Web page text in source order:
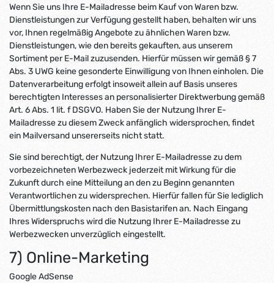
Wenn Sie uns Ihre E-Mailadresse beim Kauf von Waren bzw.
Dienstleistungen zur Verfügung gestellt haben, behalten wir uns
vor, Ihnen regelmäßig Angebote zu ähnlichen Waren bzw.
Dienstleistungen, wie den bereits gekauften, aus unserem
Sortiment per E-Mail zuzusenden. Hierfür müssen wir gemäß § 7
Abs. 3 UWG keine gesonderte Einwilligung von Ihnen einholen. Die
Datenverarbeitung erfolgt insoweit allein auf Basis unseres
berechtigten Interesses an personalisierter Direktwerbung gemäß
Art. 6 Abs. 1 lit. f DSGVO. Haben Sie der Nutzung Ihrer E-
Mailadresse zu diesem Zweck anfänglich widersprochen, findet
ein Mailversand unsererseits nicht statt.
Sie sind berechtigt, der Nutzung Ihrer E-Mailadresse zu dem
vorbezeichneten Werbezweck jederzeit mit Wirkung für die
Zukunft durch eine Mitteilung an den zu Beginn genannten
Verantwortlichen zu widersprechen. Hierfür fallen für Sie lediglich
Übermittlungskosten nach den Basistarifen an. Nach Eingang
Ihres Widerspruchs wird die Nutzung Ihrer E-Mailadresse zu
Werbezwecken unverzüglich eingestellt.
7) Online-Marketing
Google AdSense